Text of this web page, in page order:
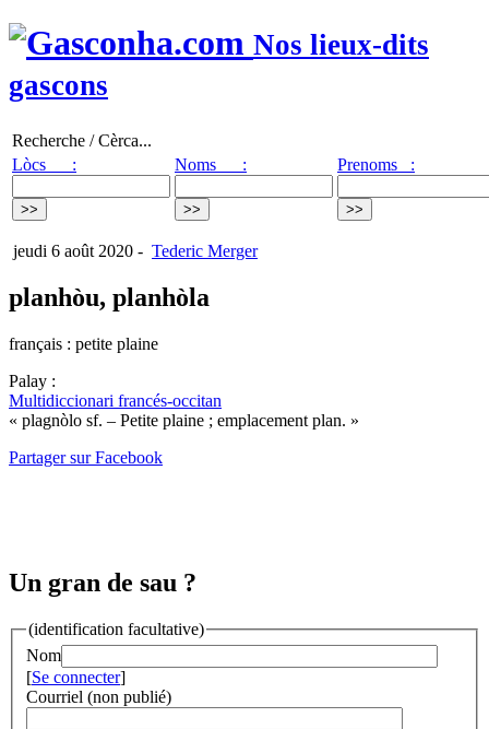
Nos lieux-dits
gascons
Recherche / Cèrca...
Lòcs :
Noms : Prenoms :
jeudi 6 août 2020 - Tederic Merger
planhòu, planhòla
français : petite plaine
Palay :
Multidiccionari francés-occitan
« plagnòlo sf. – Petite plaine ; emplacement plan. »
Partager sur Facebook
Un gran de sau ?
(identification facultative)
Nom
[Se connecter]
Courriel (non publié)